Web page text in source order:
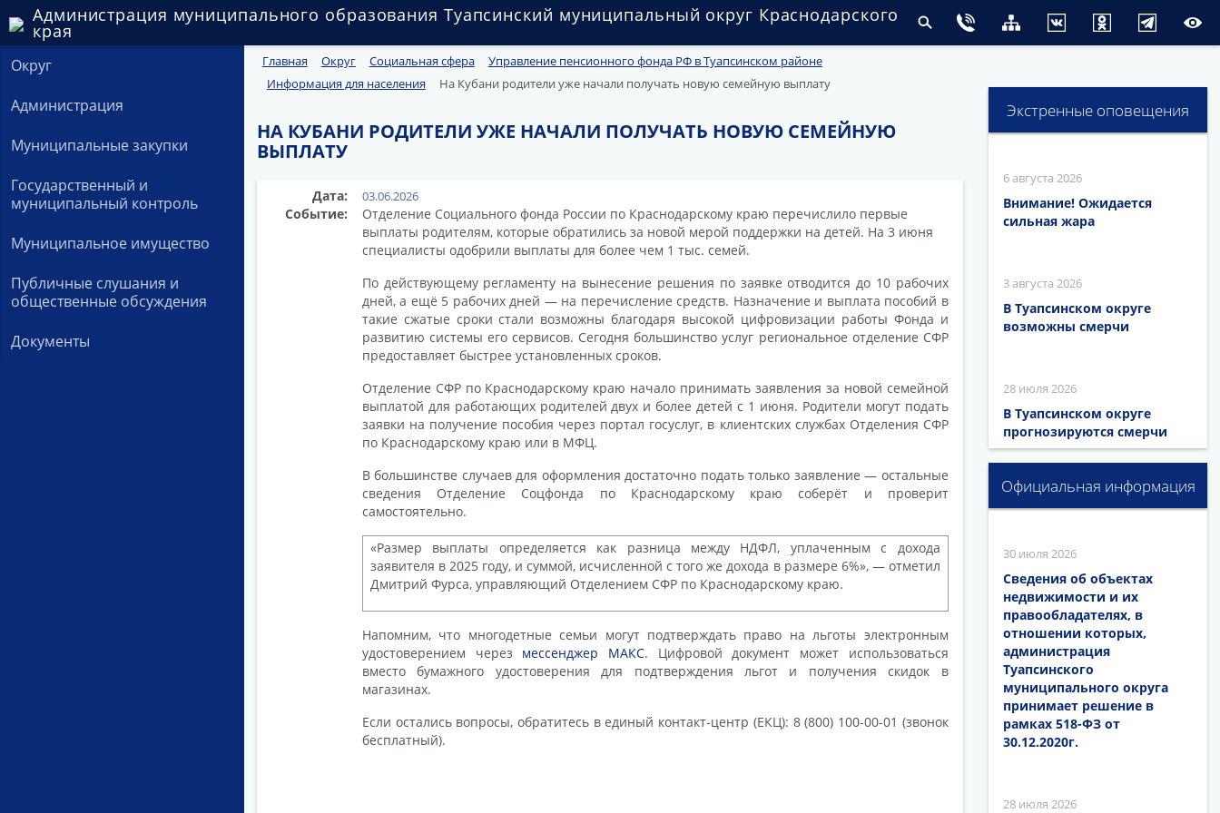
Администрация муниципального образования Туапсинский муниципальный округ Краснодарского
края
Округ
Администрация
Муниципальные закупки
Государственный и
муниципальный контроль
Муниципальное имущество
Публичные слушания и
общественные обсуждения
Документы
Главная Округ Социальная сфера
Управление пенсионного фонда РФ в Туапсинском районе
Информация для населения
На Кубани родители уже начали получать новую семейную выплату
НА КУБАНИ РОДИТЕЛИ УЖЕ НАЧАЛИ ПОЛУЧАТЬ НОВУЮ СЕМЕЙНУЮ
ВЫПЛАТУ
Дата: 03.06.2026
Событие:
Отделение Социального фонда России по Краснодарскому краю перечислило первые
выплаты родителям, которые обратились за новой мерой поддержки на детей. На 3 июня
специалисты одобрили выплаты для более чем 1 тыс. семей.
По действующему регламенту на вынесение решения по заявке отводится до 10 рабочих
дней, а ещё 5 рабочих дней — на перечисление средств. Назначение и выплата пособий в
такие сжатые сроки стали возможны благодаря высокой цифровизации работы Фонда и
развитию системы его сервисов. Сегодня большинство услуг региональное отделение СФР
предоставляет быстрее установленных сроков.
Отделение СФР по Краснодарскому краю начало принимать заявления за новой семейной
выплатой для работающих родителей двух и более детей с 1 июня. Родители могут подать
заявки на получение пособия через портал госуслуг, в клиентских службах Отделения СФР
по Краснодарскому краю или в МФЦ.
В большинстве случаев для оформления достаточно подать только заявление — остальные
сведения Отделение Соцфонда по Краснодарскому краю соберёт и проверит
самостоятельно.
«Размер выплаты определяется как разница между НДФЛ, уплаченным с дохода
заявителя в 2025 году, и суммой, исчисленной с того же дохода в размере 6%», — отметил
Дмитрий Фурса, управляющий Отделением СФР по Краснодарскому краю.
Напомним, что многодетные семьи могут подтверждать право на льготы электронным
удостоверением через мессенджер МАКС. Цифровой документ может использоваться
вместо бумажного удостоверения для подтверждения льгот и получения скидок в
магазинах.
Если остались вопросы, обратитесь в единый контакт-центр (ЕКЦ): 8 (800) 100-00-01 (звонок
бесплатный).
Экстренные оповещения
6 августа 2026
Внимание! Ожидается
сильная жара
3 августа 2026
В Туапсинском округе
возможны смерчи
28 июля 2026
В Туапсинском округе
прогнозируются смерчи
Официальная информация
30 июля 2026
Сведения об объектах
недвижимости и их
правообладателях, в
отношении которых,
администрация
Туапсинского
муниципального округа
принимает решение в
рамках 518-ФЗ от
30.12.2020г.
28 июля 2026